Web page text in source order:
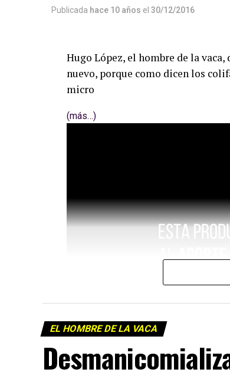
Publicada hace 10 años el 30/12/2016
Hugo López, el hombre de la
nuevo, porque como dicen los
micro
(más…)
EL HOMBRE DE LA VACA